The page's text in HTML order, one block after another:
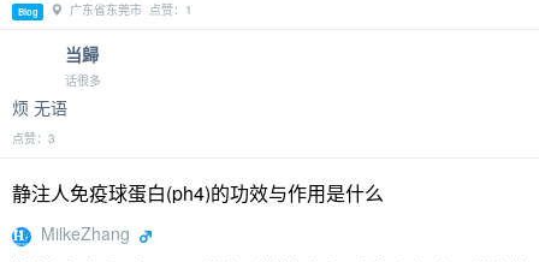
Blog 广东省东莞市 点赞：1
当歸
话很多
烦 无语
点赞：3
静注人免疫球蛋白(ph4)的功效与作用是什么
MilkeZhang